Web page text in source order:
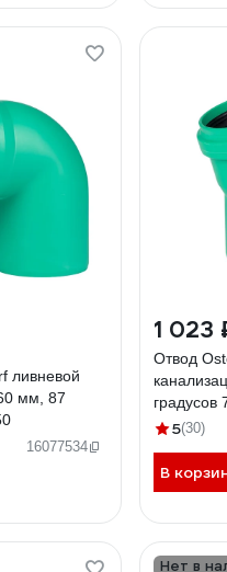
ливневой
мм, 87
16077534
1 023
Отвод
градусов
5(30)
В
Нет в